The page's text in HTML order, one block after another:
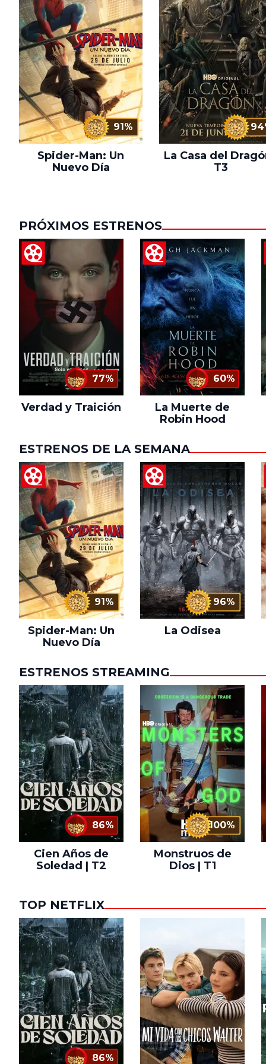
91%
Spider-Man: Un
Nuevo Día
La Casa del
T3
PRÓXIMOS ESTRENOS
77%
Verdad y Traición
60%
La Muerte de
Robin Hood
ESTRENOS DE LA SEMANA
91%
Spider-Man: Un
Nuevo Día
96%
La Odisea
ESTRENOS STREAMING
86%
Cien Años de
Soledad | T2
100%
Monstruos de
Dios | T1
TOP NETFLIX
86%